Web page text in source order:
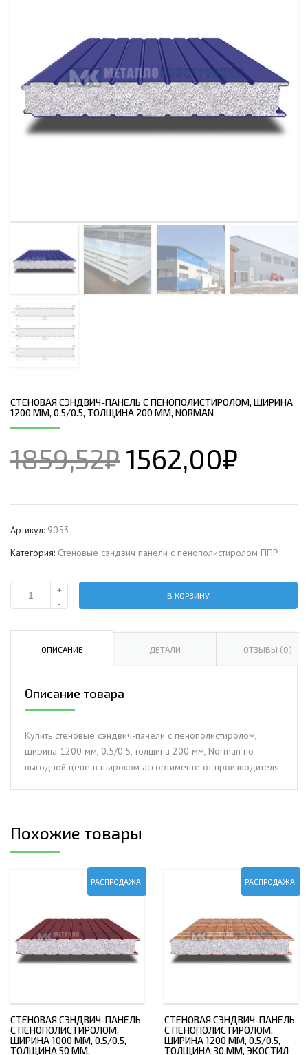
СТЕНОВАЯ СЭНДВИЧ-ПАНЕЛЬ С ПЕНОПОЛИСТИРОЛОМ, ШИРИНА
1200 ММ, 0.5/0.5, ТОЛЩИНА 200 ММ, NORMAN
1859,52₽ 1562,00₽
Артикул: 9053
Категория: Стеновые сэндвич панели с пенополистиролом ППР
Количество
сэндвич-
ширина
1200
0.5/0.5,
толщина
200
мм,
+
-
В КОРЗИНУ
ОПИСАНИЕ ДЕТАЛИ ОТЗЫВЫ (0)
Описание товара
Купить стеновые сэндвич-панели с пенополистиролом,
ширина 1200 мм, 0.5/0.5, толщина 200 мм, Norman по
выгодной цене в широком ассортименте от производителя.
Похожие товары
РАСПРОДАЖА!
СТЕНОВАЯ СЭНДВИЧ-ПАНЕЛЬ
С ПЕНОПОЛИСТИРОЛОМ,
ШИРИНА 1000 ММ, 0.5/0.5,
ТОЛЩИНА 50 ММ,
РАСПРОДАЖА!
СТЕНОВАЯ СЭНДВИЧ-ПАНЕЛЬ
С ПЕНОПОЛИСТИРОЛОМ,
ШИРИНА 1200 ММ, 0.5/0.5,
ТОЛЩИНА 30 ММ, ЭКОСТИЛ